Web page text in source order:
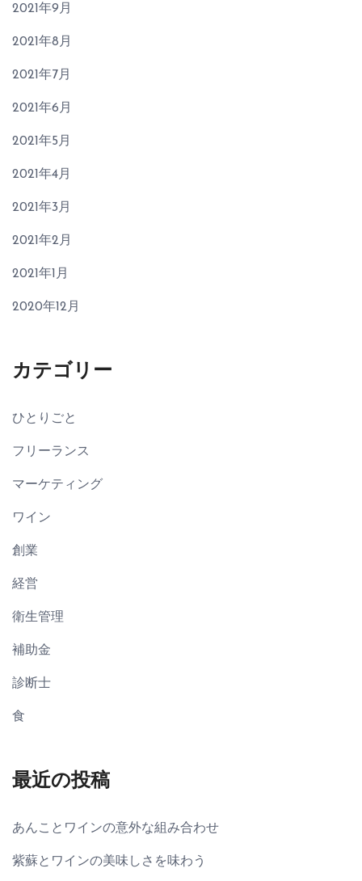
2021年9月
2021年8月
2021年7月
2021年6月
2021年5月
2021年4月
2021年3月
2021年2月
2021年1月
2020年12月
カテゴリー
ひとりごと
フリーランス
マーケティング
ワイン
創業
経営
衛生管理
補助金
診断士
食
最近の投稿
あんことワインの意外な組み合わせ
紫蘇とワインの美味しさを味わう